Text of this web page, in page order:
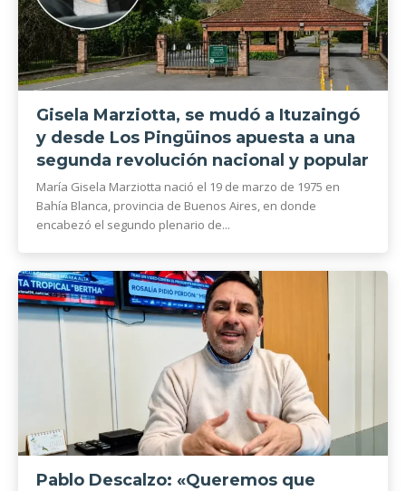
Gisela Marziotta, se mudó a Ituzaingó
y desde Los Pingüinos apuesta a una
segunda revolución nacional y popular
María Gisela Marziotta nació el 19 de marzo de 1975 en
Bahía Blanca, provincia de Buenos Aires, en donde
encabezó el segundo plenario de...
Pablo Descalzo: «Queremos que